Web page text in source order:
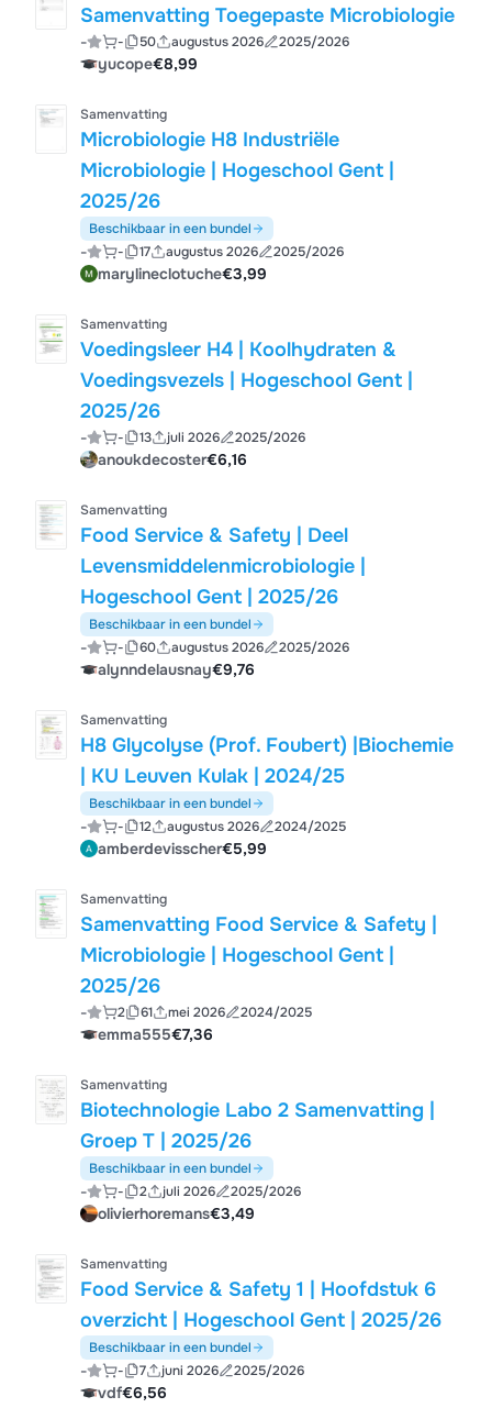
Samenvatting Toegepaste Microbiologie
- - 50 augustus 2026 2025/2026
yucope€8,99
Samenvatting
Microbiologie H8 Industriële
Microbiologie | Hogeschool Gent |
2025/26
Beschikbaar in een bundel
- - 17 augustus 2026 2025/2026
marylineclotuche€3,99
Samenvatting
Voedingsleer H4 | Koolhydraten &
Voedingsvezels | Hogeschool Gent |
2025/26
- - 13 juli 2026 2025/2026
anoukdecoster€6,16
Samenvatting
Food Service & Safety | Deel
Levensmiddelenmicrobiologie |
Hogeschool Gent | 2025/26
Beschikbaar in een bundel
- - 60 augustus 2026 2025/2026
alynndelausnay€9,76
Samenvatting
H8 Glycolyse (Prof. Foubert) |Biochemie
| KU Leuven Kulak | 2024/25
Beschikbaar in een bundel
- - 12 augustus 2026 2024/2025
amberdevisscher€5,99
Samenvatting
Samenvatting Food Service & Safety |
Microbiologie | Hogeschool Gent |
2025/26
- 2 61 mei 2026 2024/2025
emma555€7,36
Samenvatting
Biotechnologie Labo 2 Samenvatting |
Groep T | 2025/26
Beschikbaar in een bundel
- - 2 juli 2026 2025/2026
olivierhoremans€3,49
Samenvatting
Food Service & Safety 1 | Hoofdstuk 6
overzicht | Hogeschool Gent | 2025/26
Beschikbaar in een bundel
- - 7 juni 2026 2025/2026
vdf€6,56